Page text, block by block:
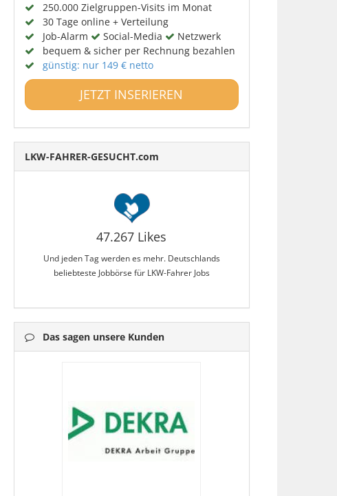
250.000 Zielgruppen-Visits im Monat
30 Tage online + Verteilung
Job-Alarm
Social-Media
Netzwerk
bequem & sicher per Rechnung bezahlen
günstig: nur 149 € netto
JETZT INSERIEREN
LKW-FAHRER-GESUCHT.com
47.267 Likes
Und jeden Tag werden es mehr. Deutschlands
beliebteste Jobbörse für LKW-Fahrer Jobs
Das sagen unsere Kunden